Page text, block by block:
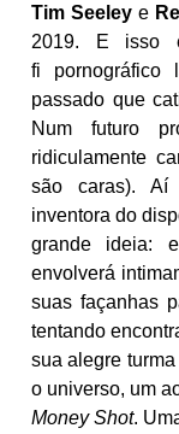
Tim Seeleye
2019. E isso
fi pornográfico
passado que
Num futuro
ridiculamente
são caras).
inventora do
grande ideia:
envolverá
suas façanhas
tentando
sua alegre
o universo, um
Money Shot.